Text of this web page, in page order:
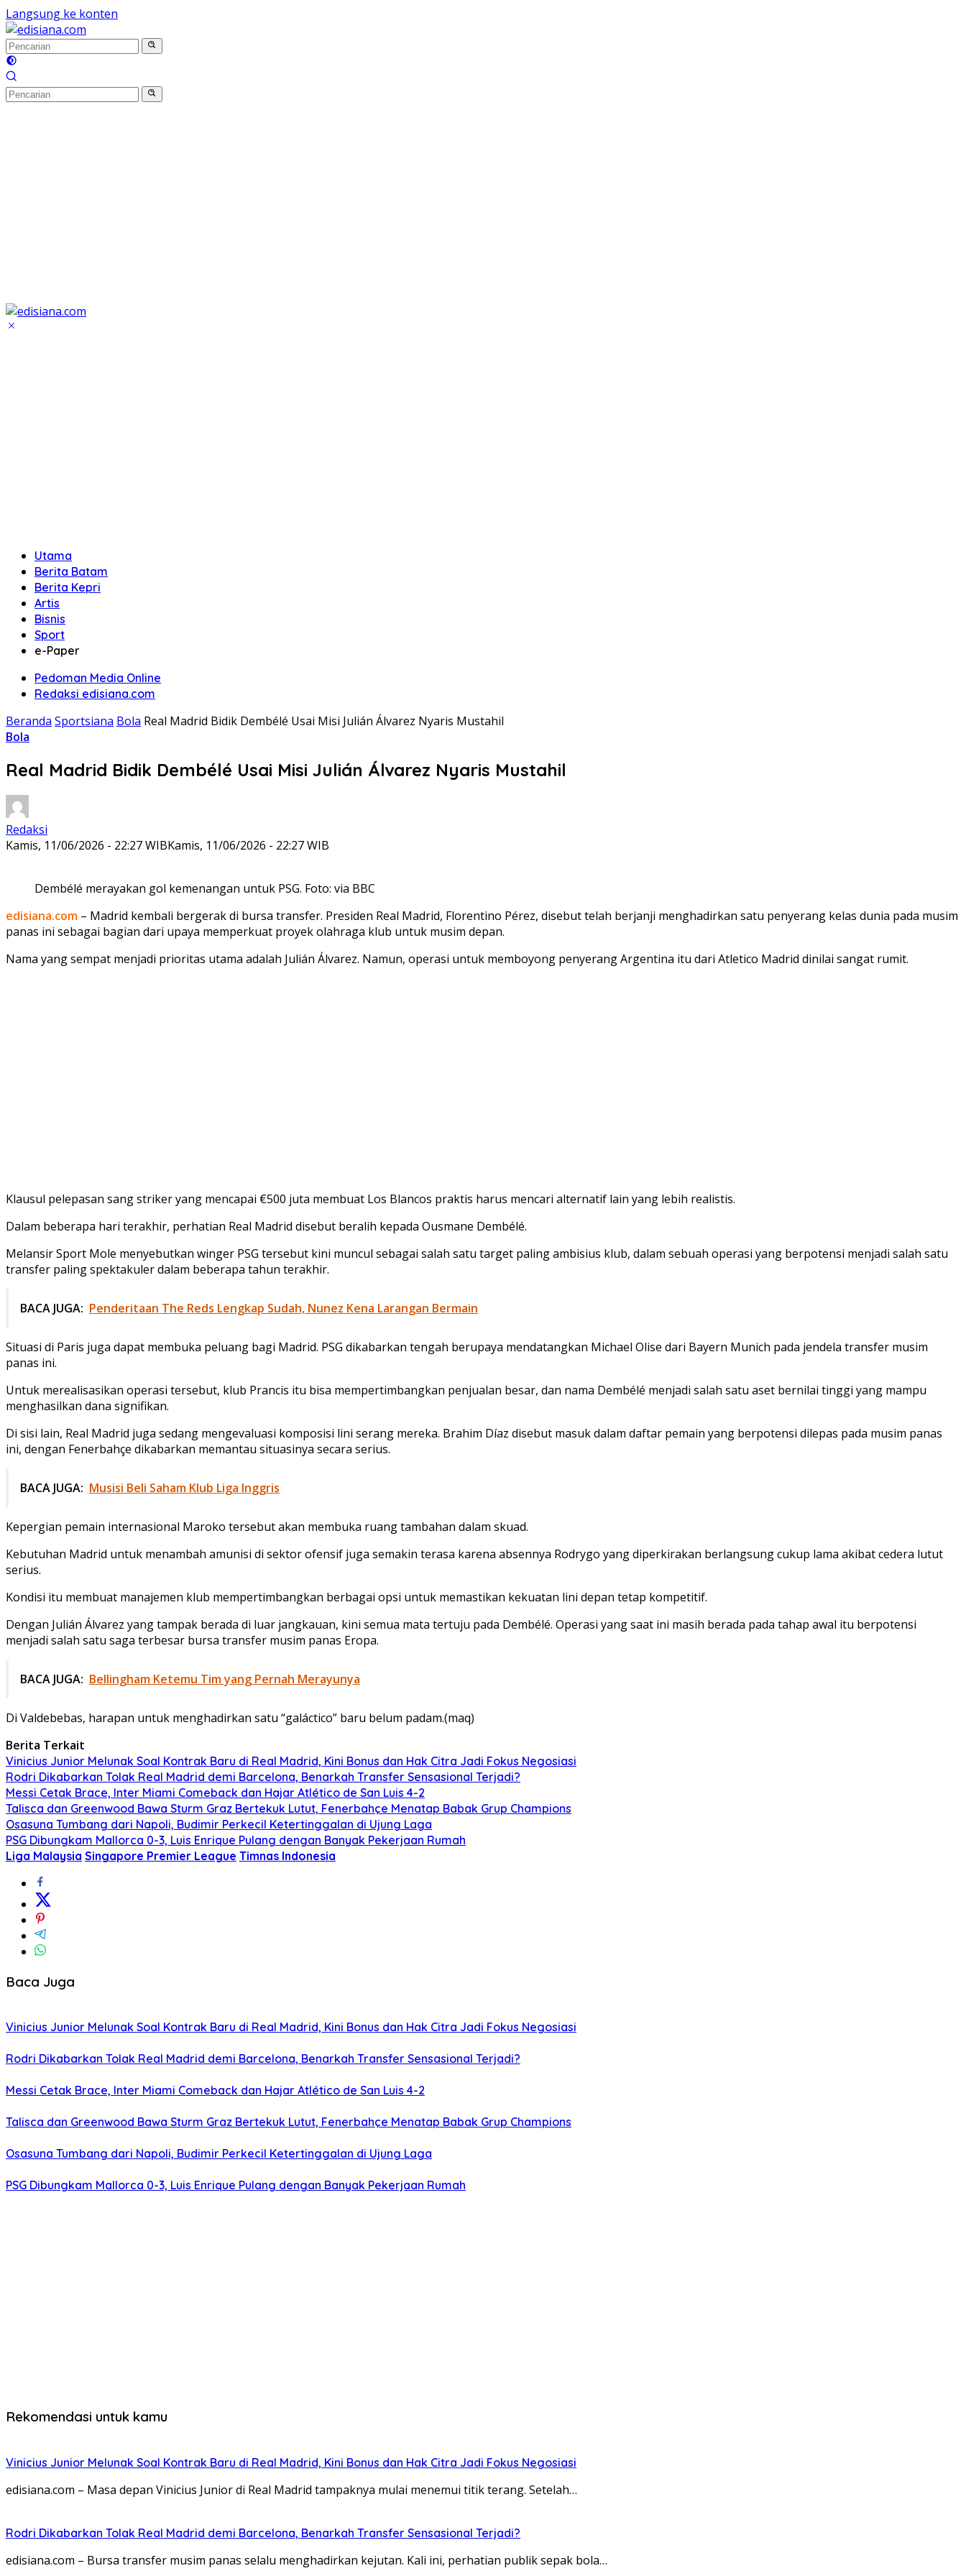
Langsung ke konten
Utama
Berita Batam
Berita Kepri
Artis
Bisnis
Sport
e-Paper
Pedoman Media Online
Redaksi edisiana.com
Beranda Sportsiana Bola Real Madrid Bidik Dembélé Usai Misi Julián Álvarez Nyaris Mustahil
Bola
Real Madrid Bidik Dembélé Usai Misi Julián Álvarez Nyaris Mustahil
Redaksi
Kamis, 11/06/2026 - 22:27 WIBKamis, 11/06/2026 - 22:27 WIB
Dembélé merayakan gol kemenangan untuk PSG. Foto: via BBC
edisiana.com – Madrid kembali bergerak di bursa transfer. Presiden Real Madrid, Florentino Pérez, disebut telah berjanji menghadirkan satu penyerang kelas dunia pada musim
panas ini sebagai bagian dari upaya memperkuat proyek olahraga klub untuk musim depan.
Nama yang sempat menjadi prioritas utama adalah Julián Álvarez. Namun, operasi untuk memboyong penyerang Argentina itu dari Atletico Madrid dinilai sangat rumit.
Klausul pelepasan sang striker yang mencapai €500 juta membuat Los Blancos praktis harus mencari alternatif lain yang lebih realistis.
Dalam beberapa hari terakhir, perhatian Real Madrid disebut beralih kepada Ousmane Dembélé.
Melansir Sport Mole menyebutkan winger PSG tersebut kini muncul sebagai salah satu target paling ambisius klub, dalam sebuah operasi yang berpotensi menjadi salah satu
transfer paling spektakuler dalam beberapa tahun terakhir.
BACA JUGA: Penderitaan The Reds Lengkap Sudah, Nunez Kena Larangan Bermain
Situasi di Paris juga dapat membuka peluang bagi Madrid. PSG dikabarkan tengah berupaya mendatangkan Michael Olise dari Bayern Munich pada jendela transfer musim
panas ini.
Untuk merealisasikan operasi tersebut, klub Prancis itu bisa mempertimbangkan penjualan besar, dan nama Dembélé menjadi salah satu aset bernilai tinggi yang mampu
menghasilkan dana signifikan.
Di sisi lain, Real Madrid juga sedang mengevaluasi komposisi lini serang mereka. Brahim Díaz disebut masuk dalam daftar pemain yang berpotensi dilepas pada musim panas
ini, dengan Fenerbahçe dikabarkan memantau situasinya secara serius.
BACA JUGA: Musisi Beli Saham Klub Liga Inggris
Kepergian pemain internasional Maroko tersebut akan membuka ruang tambahan dalam skuad.
Kebutuhan Madrid untuk menambah amunisi di sektor ofensif juga semakin terasa karena absennya Rodrygo yang diperkirakan berlangsung cukup lama akibat cedera lutut
serius.
Kondisi itu membuat manajemen klub mempertimbangkan berbagai opsi untuk memastikan kekuatan lini depan tetap kompetitif.
Dengan Julián Álvarez yang tampak berada di luar jangkauan, kini semua mata tertuju pada Dembélé. Operasi yang saat ini masih berada pada tahap awal itu berpotensi
menjadi salah satu saga terbesar bursa transfer musim panas Eropa.
BACA JUGA: Bellingham Ketemu Tim yang Pernah Merayunya
Di Valdebebas, harapan untuk menghadirkan satu “galáctico” baru belum padam.(maq)
Berita Terkait
Vinicius Junior Melunak Soal Kontrak Baru di Real Madrid, Kini Bonus dan Hak Citra Jadi Fokus Negosiasi
Rodri Dikabarkan Tolak Real Madrid demi Barcelona, Benarkah Transfer Sensasional Terjadi?
Messi Cetak Brace, Inter Miami Comeback dan Hajar Atlético de San Luis 4-2
Talisca dan Greenwood Bawa Sturm Graz Bertekuk Lutut, Fenerbahçe Menatap Babak Grup Champions
Osasuna Tumbang dari Napoli, Budimir Perkecil Ketertinggalan di Ujung Laga
PSG Dibungkam Mallorca 0-3, Luis Enrique Pulang dengan Banyak Pekerjaan Rumah
Liga Malaysia Singapore Premier League Timnas Indonesia
Baca Juga
Vinicius Junior Melunak Soal Kontrak Baru di Real Madrid, Kini Bonus dan Hak Citra Jadi Fokus Negosiasi
Rodri Dikabarkan Tolak Real Madrid demi Barcelona, Benarkah Transfer Sensasional Terjadi?
Messi Cetak Brace, Inter Miami Comeback dan Hajar Atlético de San Luis 4-2
Talisca dan Greenwood Bawa Sturm Graz Bertekuk Lutut, Fenerbahçe Menatap Babak Grup Champions
Osasuna Tumbang dari Napoli, Budimir Perkecil Ketertinggalan di Ujung Laga
PSG Dibungkam Mallorca 0-3, Luis Enrique Pulang dengan Banyak Pekerjaan Rumah
Rekomendasi untuk kamu
Vinicius Junior Melunak Soal Kontrak Baru di Real Madrid, Kini Bonus dan Hak Citra Jadi Fokus Negosiasi
edisiana.com – Masa depan Vinicius Junior di Real Madrid tampaknya mulai menemui titik terang. Setelah…
Rodri Dikabarkan Tolak Real Madrid demi Barcelona, Benarkah Transfer Sensasional Terjadi?
edisiana.com – Bursa transfer musim panas selalu menghadirkan kejutan. Kali ini, perhatian publik sepak bola…